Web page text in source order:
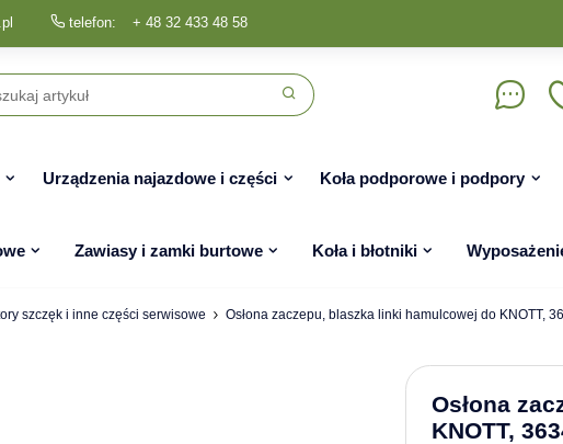
telefon: + 48 32 433 48 58
Urządzenia najazdowe i części Koła podporowe i podpory
Zawiasy i zamki burtowe Koła i błotniki
szczęk i inne części serwisowe Osłona zaczepu, blaszka linki hamulcowej do KNOTT,
Osłona
KNOTT,